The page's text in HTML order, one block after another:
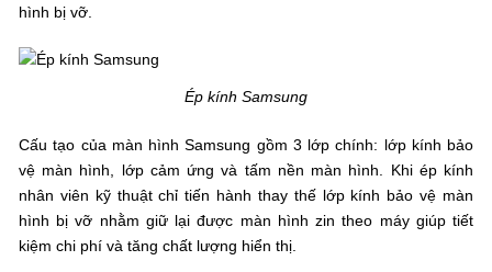
hình bị vỡ.
Ép kính Samsung
Cấu tạo của màn hình Samsung gồm 3 lớp chính: lớp kính bảo
vệ màn hình, lớp cảm ứng và tấm nền màn hình. Khi ép kính
nhân viên kỹ thuật chỉ tiến hành thay thế lớp kính bảo vệ màn
hình bị vỡ nhằm giữ lại được màn hình zin theo máy giúp tiết
kiệm chi phí và tăng chất lượng hiển thị.